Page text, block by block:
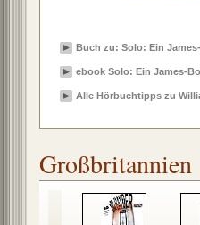
Buch zu: Solo: Ein
ebook Solo: Ein James-
Alle Hörbuchtipps zu
Großbritannien